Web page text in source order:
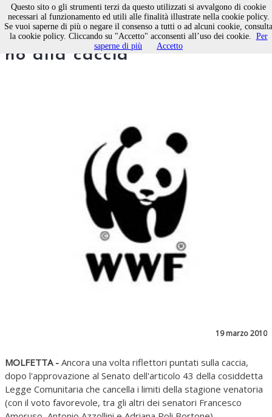
Molfetta. Gli italiani dicono
no alla caccia
19 marzo 2010
MOLFETTA - Ancora una volta riflettori puntati sulla caccia,
dopo l'approvazione al Senato dell'articolo 43 della cosiddetta
Legge Comunitaria che cancella i limiti della stagione venatoria
(con il voto favorevole, tra gli altri dei senatori Francesco
Questo sito o gli strumenti terzi da questo utilizzati si avvalgono di cookie
necessari al funzionamento ed utili alle finalità illustrate nella cookie policy.
Se vuoi saperne di più o negare il consenso a tutti o ad alcuni cookie, consulta
la cookie policy. Cliccando su "Accetto" acconsenti all’uso dei cookie. Per
saperne di più
Accetto